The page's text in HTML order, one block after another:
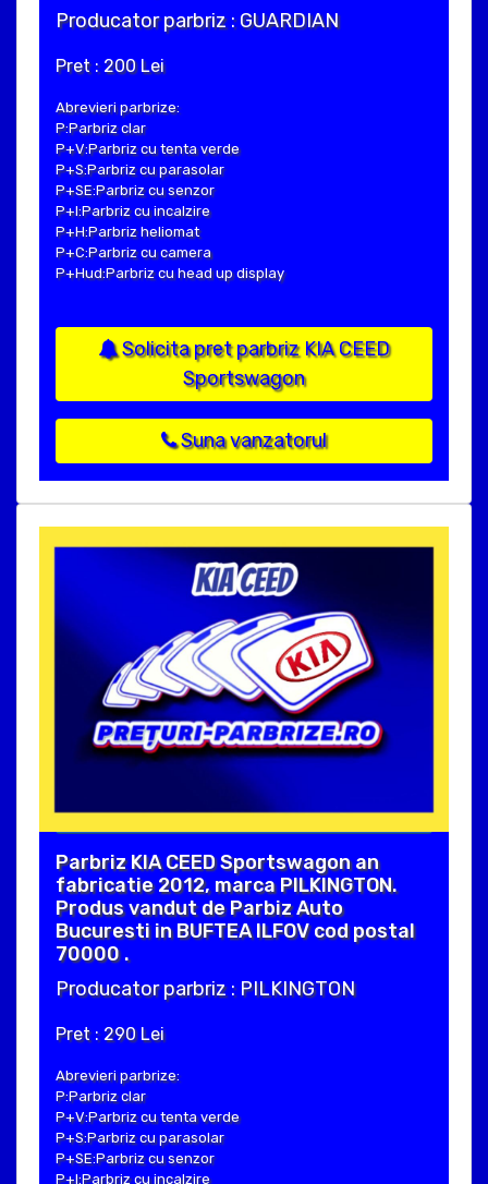
Producator parbriz : GUARDIAN
Pret : 200 Lei
Abrevieri parbrize:
P:Parbriz clar
P+V:Parbriz cu tenta verde
P+S:Parbriz cu parasolar
P+SE:Parbriz cu senzor
P+I:Parbriz cu incalzire
P+H:Parbriz heliomat
P+C:Parbriz cu camera
P+Hud:Parbriz cu head up display
Solicita pret parbriz KIA CEED
Sportswagon
Suna vanzatorul
Parbriz KIA CEED Sportswagon an
fabricatie 2012, marca PILKINGTON.
Produs vandut de Parbiz Auto
Bucuresti in BUFTEA ILFOV cod postal
70000 .
Producator parbriz : PILKINGTON
Pret : 290 Lei
Abrevieri parbrize:
P:Parbriz clar
P+V:Parbriz cu tenta verde
P+S:Parbriz cu parasolar
P+SE:Parbriz cu senzor
P+I:Parbriz cu incalzire